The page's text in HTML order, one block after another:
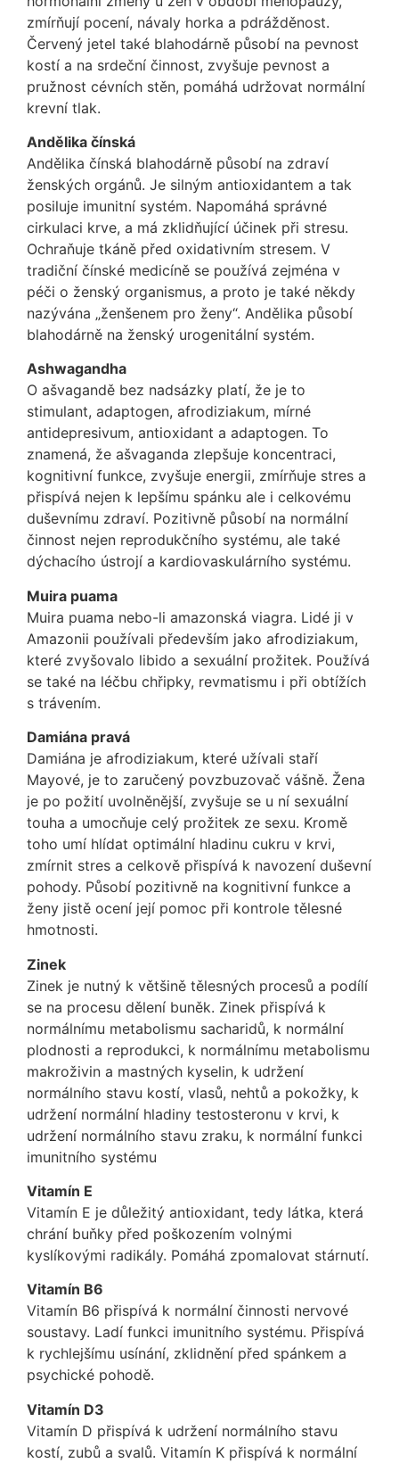
zmírňují pocení, návaly horka a pdrážděnost.
Červený jetel také blahodárně působí na pevnost
kostí a na srdeční činnost, zvyšuje pevnost a
pružnost cévních stěn, pomáhá udržovat normální
krevní tlak.
Andělika čínská
Andělika čínská blahodárně působí na zdraví
ženských orgánů. Je silným antioxidantem a tak
posiluje imunitní systém. Napomáhá správné
cirkulaci krve, a má zklidňující účinek při stresu.
Ochraňuje tkáně před oxidativním stresem. V
tradiční čínské medicíně se používá zejména v
péči o ženský organismus, a proto je také někdy
nazývána „ženšenem pro ženy“. Andělika působí
blahodárně na ženský urogenitální systém.
Ashwagandha
O ašvagandě bez nadsázky platí, že je to
stimulant, adaptogen, afrodiziakum, mírné
antidepresivum, antioxidant a adaptogen. To
znamená, že ašvaganda zlepšuje koncentraci,
kognitivní funkce, zvyšuje energii, zmírňuje stres a
přispívá nejen k lepšímu spánku ale i celkovému
duševnímu zdraví. Pozitivně působí na normální
činnost nejen reprodukčního systému, ale také
dýchacího ústrojí a kardiovaskulárního systému.
Muira puama
Muira puama nebo-li amazonská viagra. Lidé ji v
Amazonii používali především jako afrodiziakum,
které zvyšovalo libido a sexuální prožitek. Používá
se také na léčbu chřipky, revmatismu i při obtížích
s trávením.
Damiána pravá
Damiána je afrodiziakum, které užívali staří
Mayové, je to zaručený povzbuzovač vášně. Žena
je po požití uvolněnější, zvyšuje se u ní sexuální
touha a umocňuje celý prožitek ze sexu. Kromě
toho umí hlídat optimální hladinu cukru v krvi,
zmírnit stres a celkově přispívá k navození duševní
pohody. Působí pozitivně na kognitivní funkce a
ženy jistě ocení její pomoc při kontrole tělesné
hmotnosti.
Zinek
Zinek je nutný k většině tělesných procesů a podílí
se na procesu dělení buněk. Zinek přispívá k
normálnímu metabolismu sacharidů, k normální
plodnosti a reprodukci, k normálnímu metabolismu
makroživin a mastných kyselin, k udržení
normálního stavu kostí, vlasů, nehtů a pokožky, k
udržení normální hladiny testosteronu v krvi, k
udržení normálního stavu zraku, k normální funkci
imunitního systému
Vitamín E
Vitamín E je důležitý antioxidant, tedy látka, která
chrání buňky před poškozením volnými
kyslíkovými radikály. Pomáhá zpomalovat stárnutí.
Vitamín B6
Vitamín B6 přispívá k normální činnosti nervové
soustavy. Ladí funkci imunitního systému. Přispívá
k rychlejšímu usínání, zklidnění před spánkem a
psychické pohodě.
Vitamín D3
Vitamín D přispívá k udržení normálního stavu
kostí, zubů a svalů. Vitamín K přispívá k normální